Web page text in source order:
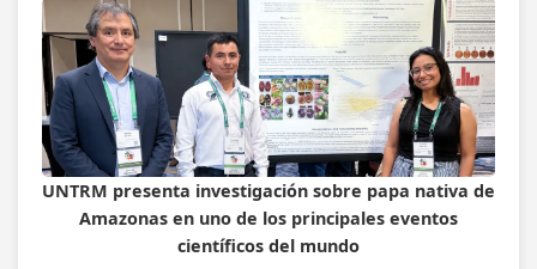
UNTRM presenta investigación sobre papa nativa de
Amazonas en uno de los principales eventos
científicos del mundo